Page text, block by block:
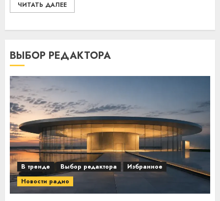
ЧИТАТЬ ДАЛЕЕ
ВЫБОР РЕДАКТОРА
В тренде Выбор редактора
Избранное
Новости радио